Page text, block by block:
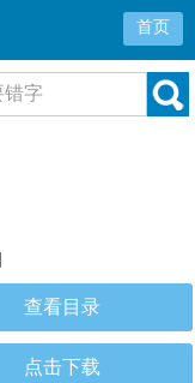
首页
查看目录
点击下载